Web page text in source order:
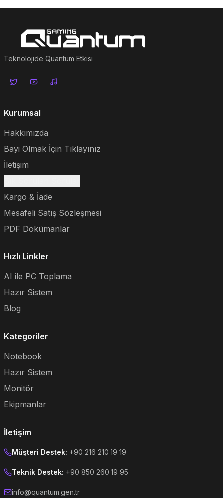
Teknolojide Quantum Etkisi
Kurumsal
Hakkımızda
Bayi Olmak İçin Tıklayınız
İletişim
Kargo & İade
Mesafeli Satış Sözleşmesi
PDF Dokümanlar
Hızlı Linkler
AI ile PC Toplama
Hazır Sistem
Blog
Kategoriler
Notebook
Hazır Sistem
Monitör
Ekipmanlar
İletişim
Müşteri Destek: +90 216 210 19 19
Teknik Destek: +90 850 260 19 95
info@quantum.gen.tr